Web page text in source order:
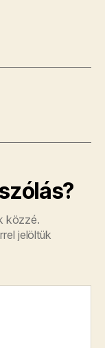
közzé.
jelöltük